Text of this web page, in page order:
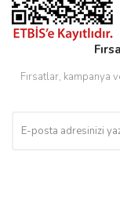
Fırsatlar, kampanya